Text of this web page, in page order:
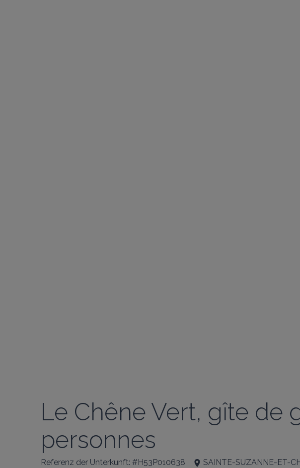
Le Chêne Vert, gîte de
personnes
Referenz der Unterkunft: #H53P010638 SAINTE-SUZANNE-ET-